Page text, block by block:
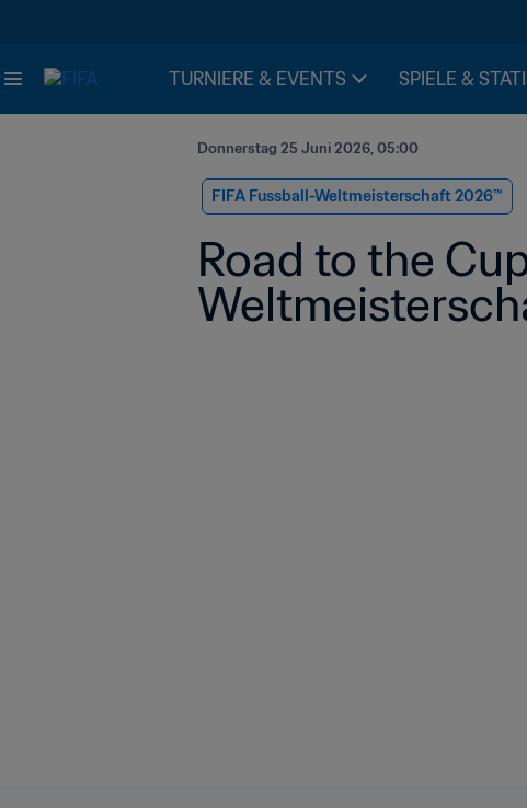
TURNIERE & EVENTS SPIELE &
Donnerstag 25 Juni 2026, 05:00
FIFA Fussball-Weltmeisterschaft 2026™
Road to the